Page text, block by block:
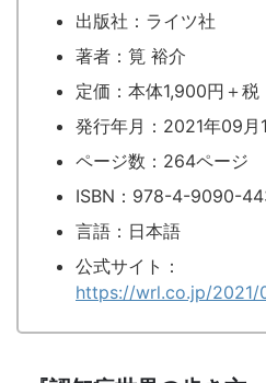
出版社：ライツ社
著者：筧 裕介
定価：本体1,900円＋税
発行年月：2021年09月
ページ数：264ページ
ISBN：978-4-9090-
言語：日本語
公式サイト：
https://wrl.co.jp/2021/